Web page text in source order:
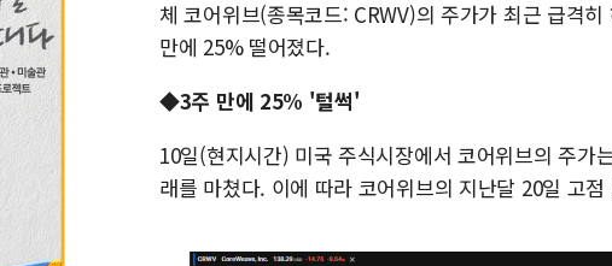
체 코어위브(종목코드: CRWV)의 주가가 최근 급격
만에 25% 떨어졌다.
◆3주 만에 25% '털썩'
10일(현지시간) 미국 주식시장에서 코어위브의 주가
래를 마쳤다. 이에 따라 코어위브의 지난달 20일 고